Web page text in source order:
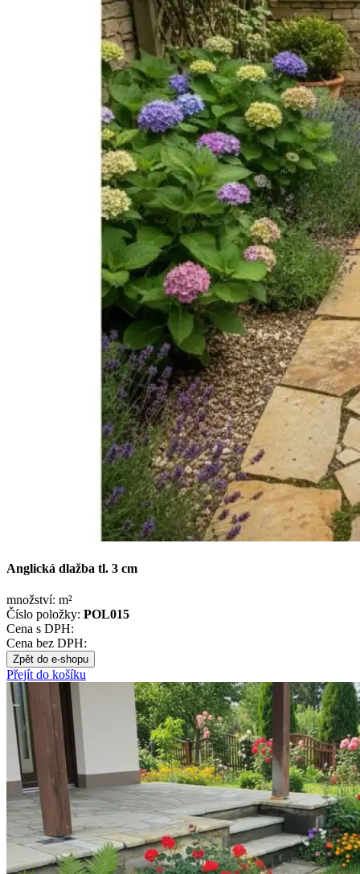
Anglická dlažba tl. 3 cm
množství: m²
Číslo položky: POL015
Cena s DPH:
Cena bez DPH:
Zpět do e-shopu
Přejít do košíku